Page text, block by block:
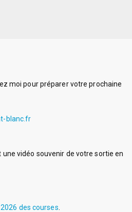
moi pour préparer votre prochaine
blanc.fr
vidéo souvenir de votre sortie en
des courses